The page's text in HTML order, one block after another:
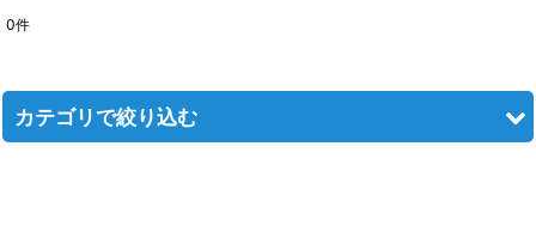
在庫あり
0件
カテゴリで絞り込む